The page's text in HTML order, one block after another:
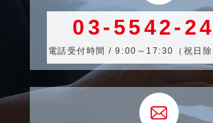
03-5542-
電話受付時間 / 9:00～17:30（祝日除